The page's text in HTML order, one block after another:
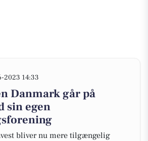
2023 14:33
Danmark går på
sin egen
bliver nu mere tilgængelig